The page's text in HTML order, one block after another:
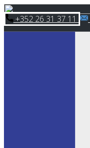
Skip
to
content
​+352 26 31 37 11